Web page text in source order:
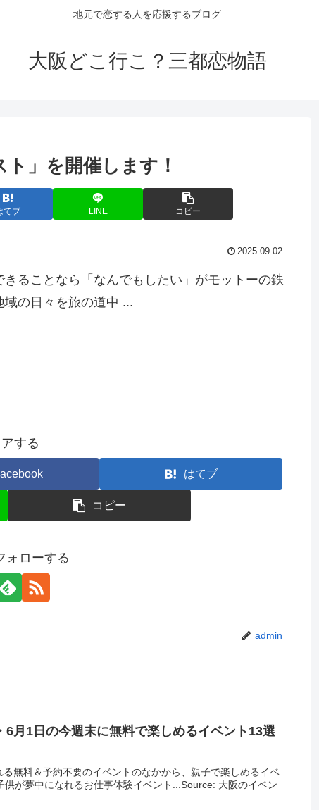
地元で恋する人を応援するブログ
大阪どこ行こ？三都恋物語
」を開催します！
てブ LINE コピー
2025.09.02
ることなら「なんでもしたい」がモットーの鉄
の日々を旅の道中 ...
する
はてブ
コピー
ォローする
admin
6月1日の今週末に無料で楽しめるイベント 13選
る無料＆予約不要のイベントのなかから、親子で楽しめるイベ
供が夢中になれるお仕事体験イベント...Source: 大阪のイベン